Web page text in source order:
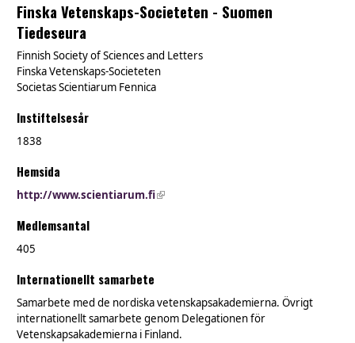
Finska Vetenskaps-Societeten - Suomen
Tiedeseura
Finnish Society of Sciences and Letters
Finska Vetenskaps-Societeten
Societas Scientiarum Fennica
Instiftelsesår
1838
Hemsida
http://www.scientiarum.fi(link is external)
Medlemsantal
405
Internationellt samarbete
Samarbete med de nordiska vetenskapsakademierna. Övrigt
internationellt samarbete genom Delegationen för
Vetenskapsakademierna i Finland.